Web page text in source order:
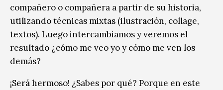
compañero o compañera a partir de su historia,
utilizando técnicas mixtas (ilustración, collage,
textos). Luego intercambiamos y veremos el
resultado ¿cómo me veo yo y cómo me ven los
demás?
¡Será hermoso! ¿Sabes por qué? Porque en este